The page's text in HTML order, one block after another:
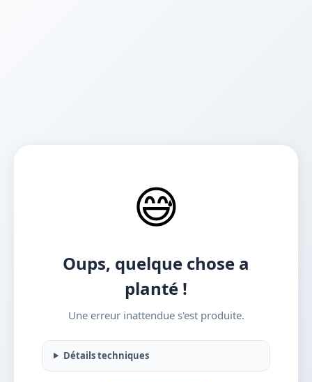
😅
Oups, quelque chose a
planté !
Une erreur inattendue s'est produite.
Détails techniques